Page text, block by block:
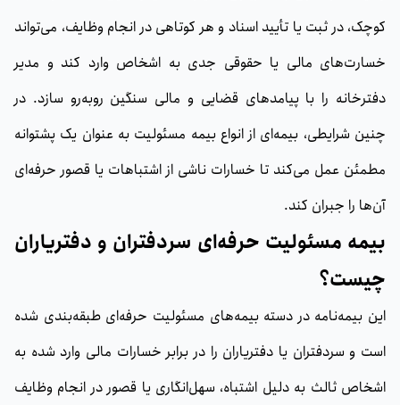
کوچک، در ثبت یا تأیید اسناد و هر کوتاهی در انجام وظایف، می‌تواند
خسارت‌های مالی یا حقوقی جدی به اشخاص وارد کند و مدیر
دفترخانه را با پیامدهای قضایی و مالی سنگین روبه‌رو سازد. در
چنین شرایطی، بیمه‌ای از انواع بیمه مسئولیت به عنوان یک پشتوانه
مطمئن عمل می‌کند تا خسارات ناشی از اشتباهات یا قصور حرفه‌ای
آن‌ها را جبران کند.
بیمه مسئولیت حرفه‌ای سردفتران و دفتریاران
چیست؟
این بیمه‌نامه در دسته بیمه‌های مسئولیت حرفه‌ای طبقه‌بندی شده
است و سردفتران یا دفتریاران را در برابر خسارات مالی وارد شده به
اشخاص ثالث به دلیل اشتباه، سهل‌انگاری یا قصور در انجام وظایف